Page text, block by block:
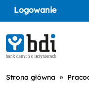
Logowanie
Strona główna »